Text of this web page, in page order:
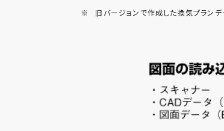
※ 旧バージョンで作成した換気プラン